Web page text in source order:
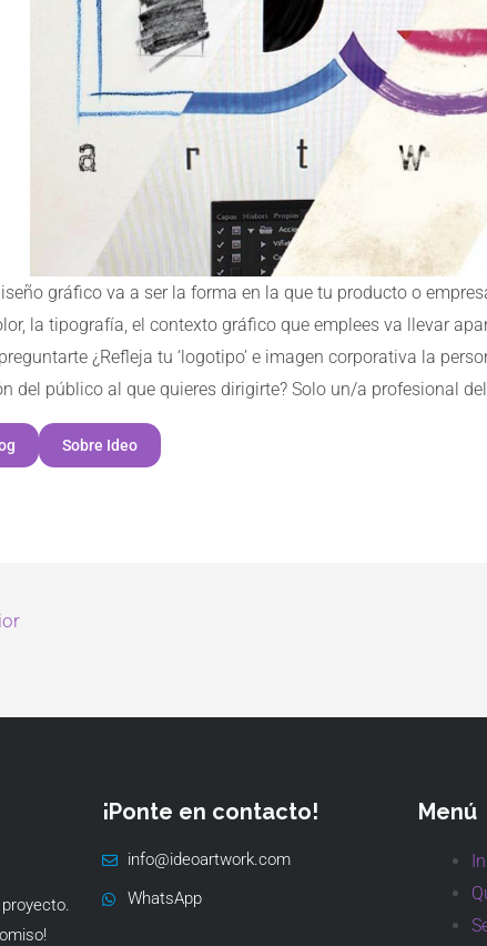
gráfico va a ser la forma en la que tu producto o
la tipografía, el contexto gráfico que emplees va llevar
¿Refleja tu ‘logotipo’ e imagen corporativa la
del público al que quieres dirigirte? Solo un/a profesional
Sobre Ideo
¡Ponte en contacto!
info@ideoartwork.com
WhatsApp
Menú